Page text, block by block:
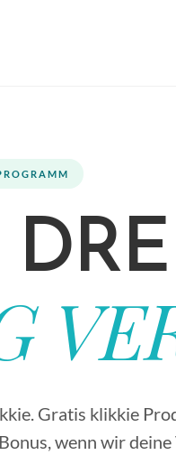
Gratis klikkie
wenn wir deine